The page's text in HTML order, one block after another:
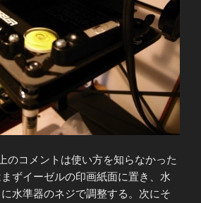
のコメントは使い方を知らなかった
ずイーゼルの印画紙面に置き、水
水準器のネジで調整する。次にそ